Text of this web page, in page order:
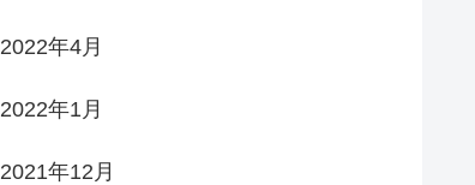
2022年4月
2022年1月
2021年12月